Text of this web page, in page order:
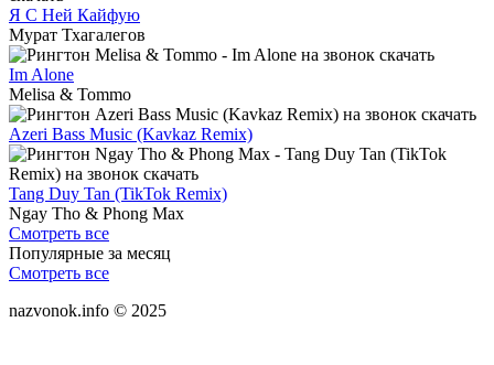
Я С Ней Кайфую
Мурат Тхагалегов
Im Alone
Melisa & Tommo
Azeri Bass Music (Kavkaz Remix)
Tang Duy Tan (TikTok Remix)
Ngay Tho & Phong Max
Смотреть все
Популярные за месяц
Смотреть все
nazvonok.info © 2025